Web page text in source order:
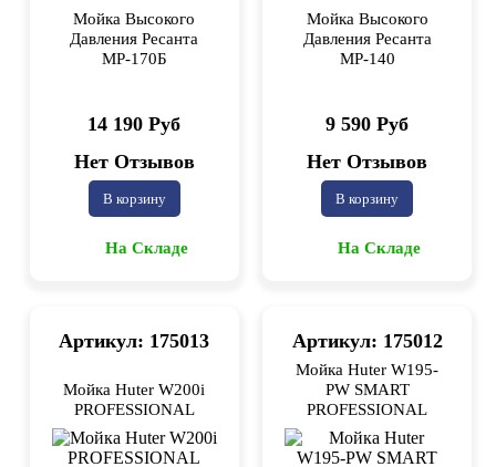
Мойка Высокого
Давления Ресанта
МР-170Б
14 190 Руб
Нет Отзывов
В корзину
На Складе
Мойка Высокого
Давления Ресанта
МР-140
9 590 Руб
Нет Отзывов
В корзину
На Складе
Артикул: 175013
Мойка Huter W200i
PROFESSIONAL
Артикул: 175012
Мойка Huter W195-
PW SMART
PROFESSIONAL